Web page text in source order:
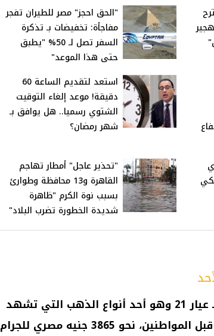
"الحق احجز" مصر للطيران تفجر
مفاجأة: تخفيضات بـ تذكرة
السفر تصل لـ 50% "يطبق
حتى هذا الموعد"
استعد لتقديم الساعة 60
دقيقة! موعد إلغاء التوقيت
الشتوي رسميا.. هل يوافق بـ
شهر رمضان؟
"تحذير عاجل" أمطار تهاجم
القاهرة و13 محافظة وطوارئ
بسبب نوة الكرم "ظاهرة
شديدة الخطورة تضرب البلاد"
وسجل سعر الذهب اليوم الأحد لـ عيار 21 وهو أحد أنواع الذهب التي تشهد
اقبال كبير في البيع والشراء من قبل المواطنين، نحو 3865 جنيه مصري للجرام